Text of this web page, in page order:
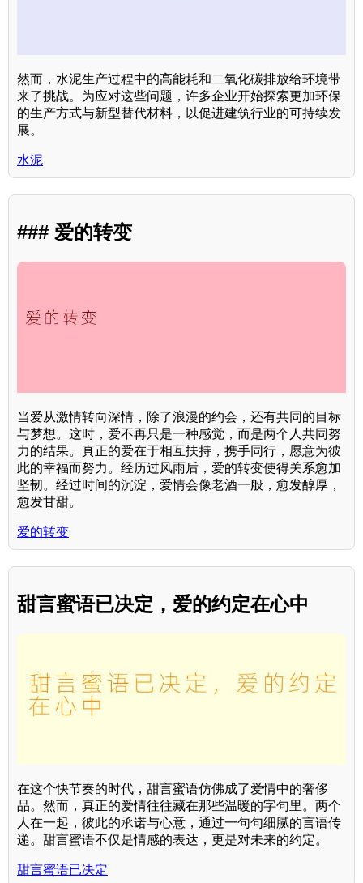
然而，水泥生产过程中的高能耗和二氧化碳排放给环境带
来了挑战。为应对这些问题，许多企业开始探索更加环保
的生产方式与新型替代材料，以促进建筑行业的可持续发
展。
水泥
### 爱的转变
当爱从激情转向深情，除了浪漫的约会，还有共同的目标
与梦想。这时，爱不再只是一种感觉，而是两个人共同努
力的结果。真正的爱在于相互扶持，携手同行，愿意为彼
此的幸福而努力。经历过风雨后，爱的转变使得关系愈加
坚韧。经过时间的沉淀，爱情会像老酒一般，愈发醇厚，
愈发甘甜。
爱的转变
甜言蜜语已决定，爱的约定在心中
在这个快节奏的时代，甜言蜜语仿佛成了爱情中的奢侈
品。然而，真正的爱情往往藏在那些温暖的字句里。两个
人在一起，彼此的承诺与心意，通过一句句细腻的言语传
递。甜言蜜语不仅是情感的表达，更是对未来的约定。
甜言蜜语已决定